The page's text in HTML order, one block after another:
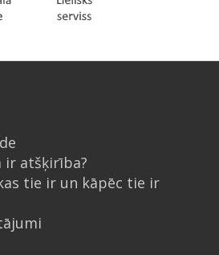
ir atšķirība?
tie ir un kāpēc tie ir